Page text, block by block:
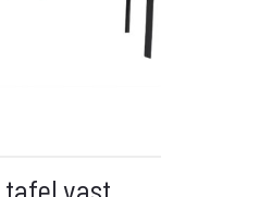
tafel vast